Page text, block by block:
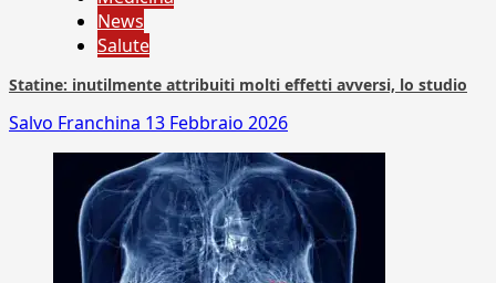
News
Salute
Statine: inutilmente attribuiti molti effetti avversi, lo studio
Salvo Franchina 13 Febbraio 2026